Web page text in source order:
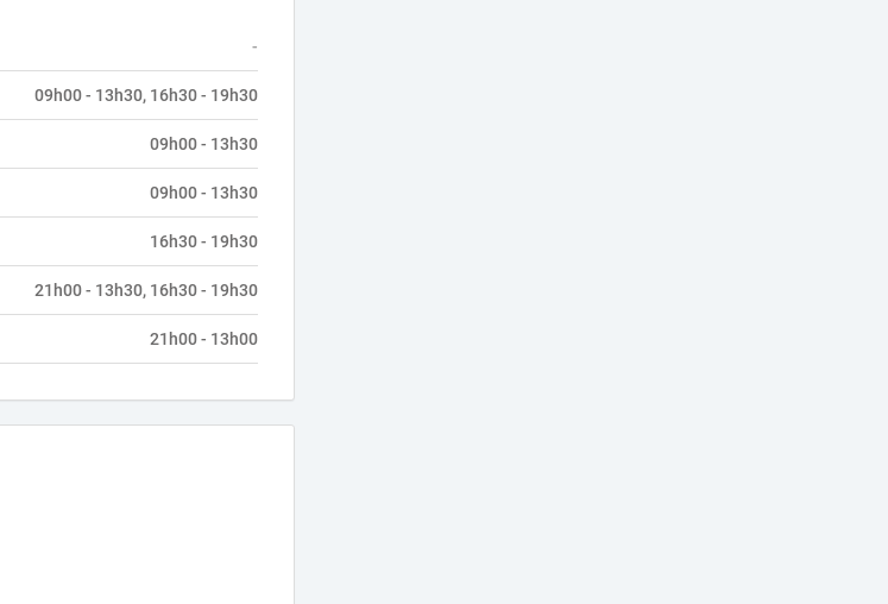
-
09h00 - 13h30, 16h30 - 19h30
09h00 - 13h30
09h00 - 13h30
16h30 - 19h30
21h00 - 13h30, 16h30 - 19h30
21h00 - 13h00